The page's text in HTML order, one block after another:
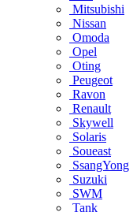
Mitsubishi
Nissan
Omoda
Opel
Oting
Peugeot
Ravon
Renault
Skywell
Solaris
Soueast
SsangYong
Suzuki
SWM
Tank